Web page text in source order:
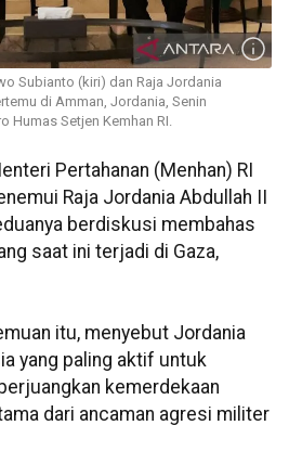
Subianto (kiri) dan Raja Jordania
di Amman, Jordania, Senin
Humas Setjen Kemhan RI.
Pertahanan (Menhan) RI
Raja Jordania Abdullah II
berdiskusi membahas
saat ini terjadi di Gaza,
itu, menyebut Jordania
yang paling aktif untuk
kemerdekaan
dari ancaman agresi militer